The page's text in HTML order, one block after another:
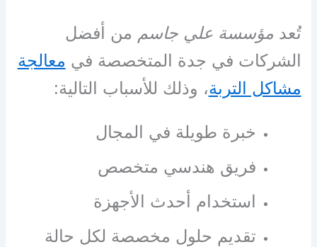
تُعد مؤسسة علي جاسم من أفضل
الشركات في جدة المتخصصة في معالجة
مشاكل التربة، وذلك للأسباب التالية:
خبرة طويلة في المجال
فريق هندسي متخصص
استخدام أحدث الأجهزة
تقديم حلول مخصصة لكل حالة